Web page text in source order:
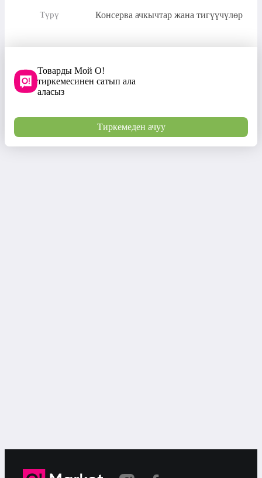
Түрү Консерва ачкычтар жана тигүүчүлөр
Товарды Мой О!
тиркемесинен сатып ала
аласыз
Тиркемеден ачуу